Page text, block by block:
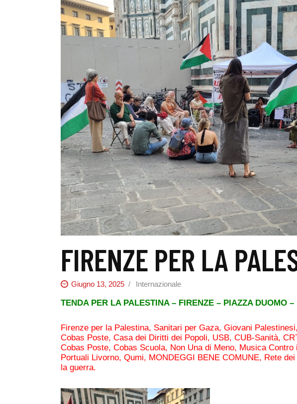
RASSEGNA
FIRENZE PER LA
Giugno 13, 2025 Internazionale
TENDA PER LA PALESTINA – FIRENZE – PIAZZA DUOMO –
Firenze per la Palestina, Sanitari per Gaza, Giovani
Cobas Poste, Casa dei Diritti dei Popoli, USB, CUB-Sanità,
Cobas Poste, Cobas Scuola, Non Una di Meno, Musica
Portuali Livorno, Qumi, MONDEGGI BENE COMUNE, Rete
la guerra.